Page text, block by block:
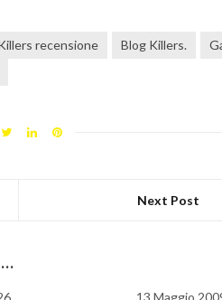
recensione Blog Killers.
Next Post